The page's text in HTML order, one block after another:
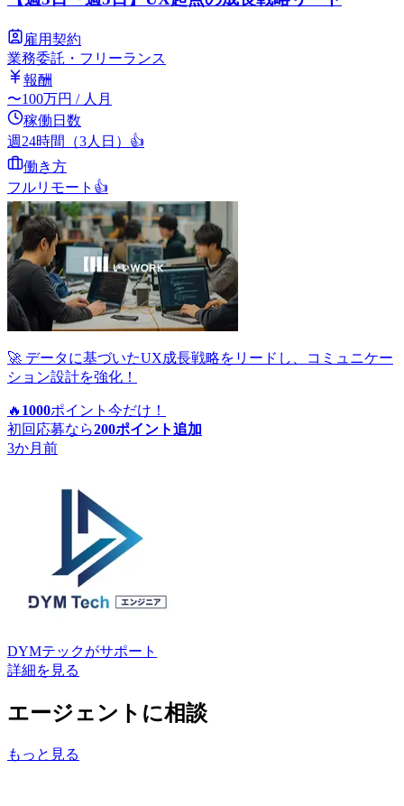
雇用契約
業務委託・フリーランス
報酬
〜100万円 / 人月
稼働日数
週24時間（3人日） 👍
働き方
フルリモート 👍
🚀 データに基づいたUX成長戦略をリードし、コミュニケー
ション設計を強化！
🔥 1000ポイント 今だけ！
初回応募なら200ポイント追加
3か月前
DYMテックがサポート
詳細を見る
エージェントに相談
もっと見る